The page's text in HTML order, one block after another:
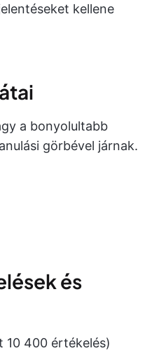
kellene
a bonyolultabb
görbével járnak.
és
10 400 értékelés)